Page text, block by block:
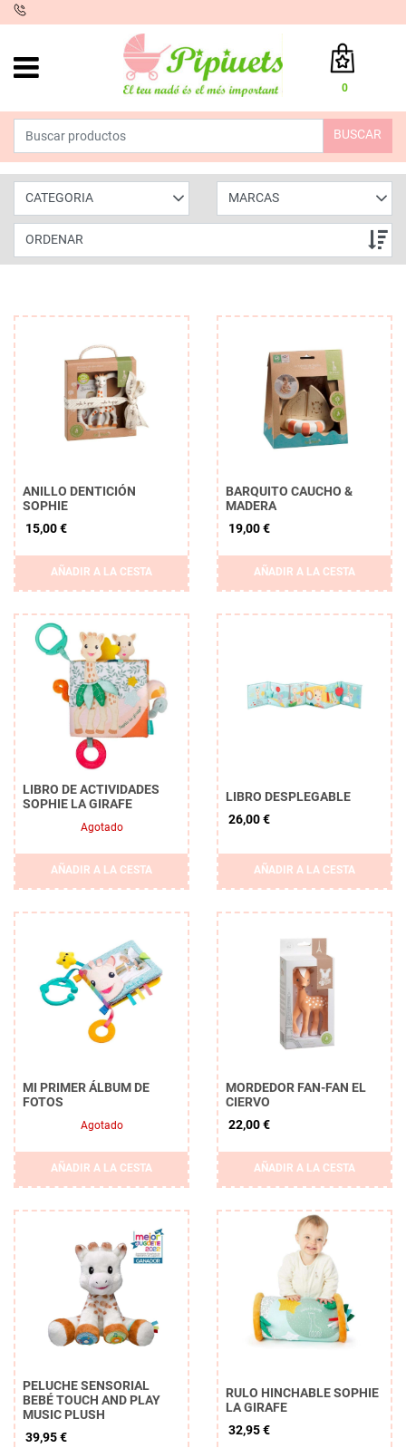
0
Total:
0,00 €
VER CESTA
BUSCAR
CATEGORIA
Borrar
APLICAR
MARCAS
ORDENAR
ANILLO DENTICIÓN
SOPHIE
15,00 €
AÑADIR A LA CESTA
BARQUITO CAUCHO &
MADERA
19,00 €
AÑADIR A LA CESTA
LIBRO DE ACTIVIDADES
SOPHIE LA GIRAFE
Agotado
AÑADIR A LA CESTA
LIBRO DESPLEGABLE
26,00 €
AÑADIR A LA CESTA
MI PRIMER ÁLBUM DE
FOTOS
Agotado
AÑADIR A LA CESTA
MORDEDOR FAN-FAN EL
CIERVO
22,00 €
AÑADIR A LA CESTA
PELUCHE SENSORIAL
BEBÉ TOUCH AND PLAY
MUSIC PLUSH
39,95 €
RULO HINCHABLE SOPHIE
LA GIRAFE
32,95 €